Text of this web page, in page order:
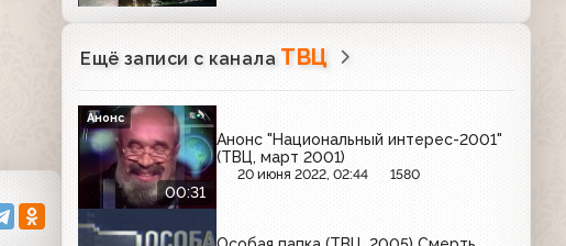
Ещё записи с канала ТВЦ
00:31
Анонс "Национальный интерес-2001"
(ТВЦ, март 2001)
20 июня 2022, 02:44 1580
Анонс